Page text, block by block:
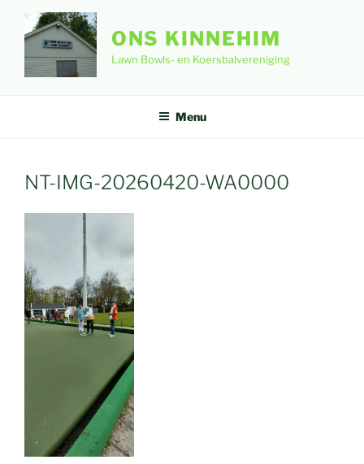
inhoud
ONS KINNEHIM
Lawn Bowls- en Koersbalvereniging
Menu
NT-IMG-20260420-WA0000